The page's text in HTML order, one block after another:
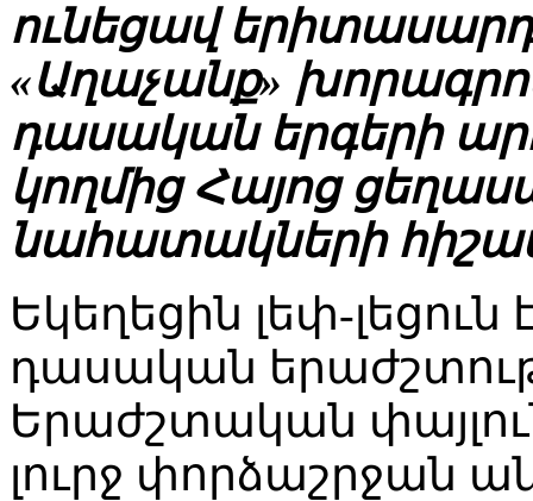
ունեցավ երիտասարդ
«Աղաչանք»
դասական երգերի
կողմից Հայոց
նահատակների
Եկեղեցին լեփ-
դասական
Երաժշտական
լուրջ փորձաշրջան